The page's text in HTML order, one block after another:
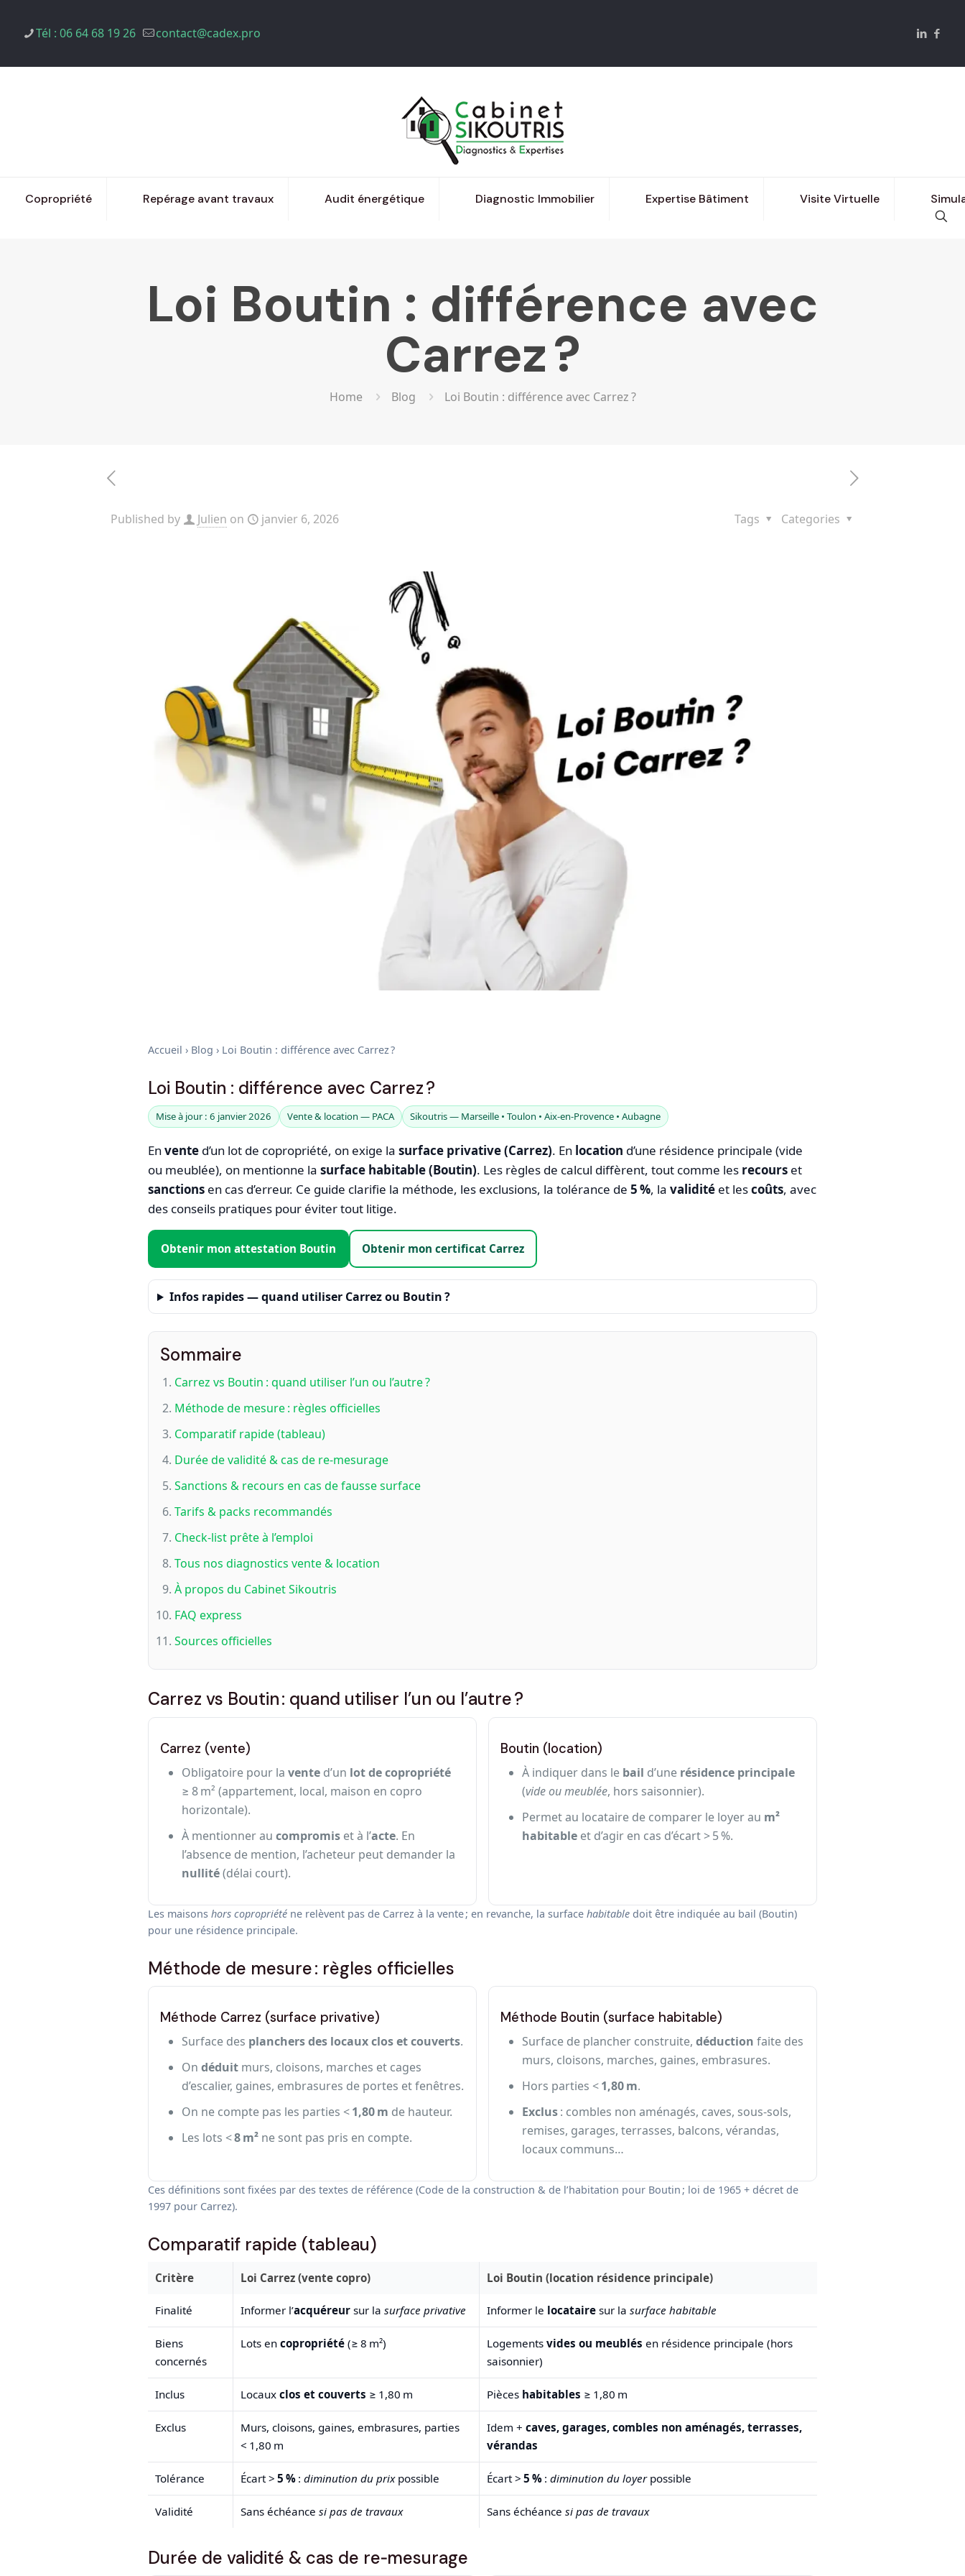
Tél : 06 64 68 19 26 contact@cadex.pro
Copropriété Repérage avant travaux Audit énergétique Diagnostic Immobilier Expertise Bâtiment Visite Virtuelle
Loi Boutin : différence avec
Carrez ?
Home Blog Loi Boutin : différence avec Carrez ?
Published by Julien on janvier 6, 2026 Categories
Tags
Accueil › Blog › Loi Boutin : différence avec Carrez ?
Loi Boutin : différence avec Carrez ?
Mise à jour : 6 janvier 2026 Vente & location — PACA Sikoutris — Marseille • Toulon • Aix‑en‑Provence • Aubagne
En vented’un lot de copropriété, on exige la surface privative (Carrez). En location d’une résidence principale (vide
ou meublée), on mentionne la surface habitable (Boutin). Les règles de calcul diffèrent, tout comme les recourset
sanctionsen cas d’erreur. Ce guide clarifie la méthode, les exclusions, la tolérance de 5 %, la validitéet lescoûts, avec
des conseils pratiques pour éviter tout litige.
Obtenir mon attestation Boutin Obtenir mon certificat Carrez
Infos rapides — quand utiliser Carrez ou Boutin ?
Sommaire
Carrez vs Boutin : quand utiliser l’un ou l’autre ?
Méthode de mesure : règles officielles
Comparatif rapide (tableau)
Durée de validité & cas de re‑mesurage
Sanctions & recours en cas de fausse surface
Tarifs & packs recommandés
Check‑list prête à l’emploi
Tous nos diagnostics vente & location
À propos du Cabinet Sikoutris
FAQ express
Sources officielles
Carrez vs Boutin : quand utiliser l’un ou l’autre ?
Carrez (vente)
Obligatoire pour la vented’un lot de copropriété
≥ 8 m² (appartement, local, maison en copro
horizontale).
À mentionner au compromiset à l’acte. En
l’absence de mention, l’acheteur peut demander la
nullité(délai court).
Boutin (location)
À indiquer dans le bail d’une résidence principale
(vide ou meublée, hors saisonnier).
Permet au locataire de comparer le loyer au m²
habitableet d’agir en cas d’écart > 5 %.
Les maisons hors copropriéténe relèvent pas de Carrez à la vente ; en revanche, la surface habitabledoit être indiquée au bail (Boutin)
pour une résidence principale.
Méthode de mesure : règles officielles
Méthode Carrez (surface privative)
Surface des planchers des locaux clos et couverts.
On déduitmurs, cloisons, marches et cages
d’escalier, gaines, embrasures de portes et fenêtres.
On ne compte pas les parties <1,80 m de hauteur.
Les lots <8 m²ne sont pas pris en compte.
Méthode Boutin (surface habitable)
Surface de plancher construite, déduction faite des
murs, cloisons, marches, gaines, embrasures.
Hors parties <1,80 m.
Exclus: combles non aménagés, caves, sous‑sols,
remises, garages, terrasses, balcons, vérandas,
locaux communs…
Ces définitions sont fixées par des textes de référence (Code de la construction & de l’habitation pour Boutin ; loi de 1965 + décret de
1997 pour Carrez).
Comparatif rapide (tableau)
Critère Loi Carrez (vente copro) Loi Boutin (location résidence principale)
Finalité Informer l’acquéreursur la surface privative Informer le locatairesur la surface habitable
Biens
concernés
Lots en copropriété(≥ 8 m²) Logements vides ou meublés en résidence principale (hors
saisonnier)
Inclus Locaux clos et couverts ≥ 1,80 m Pièces habitables ≥ 1,80 m
Exclus
Murs, cloisons, gaines, embrasures, parties
< 1,80 m
Idem + caves, garages, combles non aménagés, terrasses,
vérandas
Tolérance Écart > 5 %: diminution du prixpossible Écart > 5 %: diminution du loyerpossible
Validité Sans échéance si pas de travaux Sans échéance si pas de travaux
Durée de validité & cas de re‑mesurage